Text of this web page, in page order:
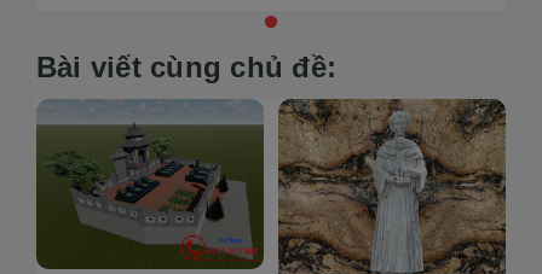
Bài viết cùng chủ đề: